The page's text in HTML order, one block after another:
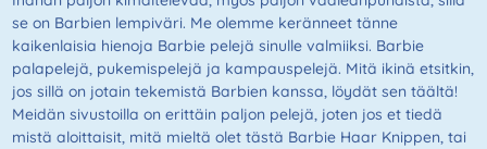
se on Barbien lempiväri. Me olemme keränneet tänne
kaikenlaisia hienoja Barbie pelejä sinulle valmiiksi. Barbie
palapelejä, pukemispelejä ja kampauspelejä. Mitä ikinä etsitkin,
jos sillä on jotain tekemistä Barbien kanssa, löydät sen täältä!
Meidän sivustoilla on erittäin paljon pelejä, joten jos et tiedä
mistä aloittaisit, mitä mieltä olet tästä Barbie Haar Knippen, tai